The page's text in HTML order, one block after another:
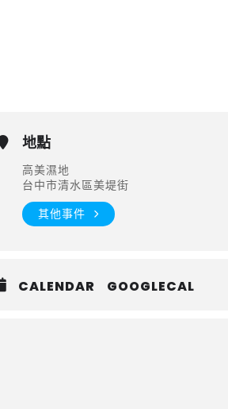
地點
高美濕地
台中市清水區美堤街
其他事件
CALENDAR GOOGLECAL